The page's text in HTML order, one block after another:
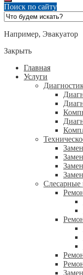
Поиск по сайту
Например, Эвакуатор
Закрыть
Главная
Услуги
Слесарные